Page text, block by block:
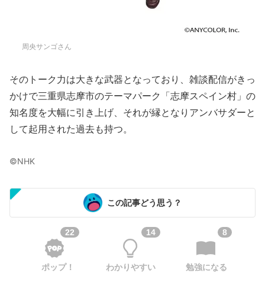
周央サンゴさん
そのトーク力は大きな武器となっており、雑談配信がきっ
かけで三重県志摩市のテーマパーク「志摩スペイン村」の
知名度を大幅に引き上げ、それが縁となりアンバサダーと
して起用された過去も持つ。
©︎NHK
この記事どう思う？
22
ポップ！
14
わかりやすい
8
勉強になる